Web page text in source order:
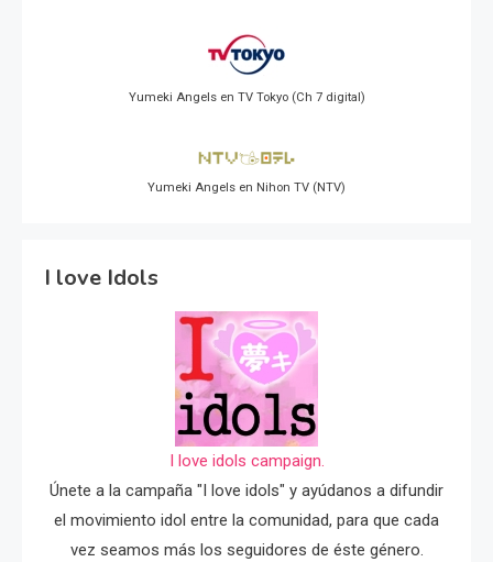
Yumeki Angels en TV Tokyo (Ch 7 digital)
Yumeki Angels en Nihon TV (NTV)
I love Idols
I love idols campaign.
Únete a la campaña "I love idols" y ayúdanos a difundir
el movimiento idol entre la comunidad, para que cada
vez seamos más los seguidores de éste género.